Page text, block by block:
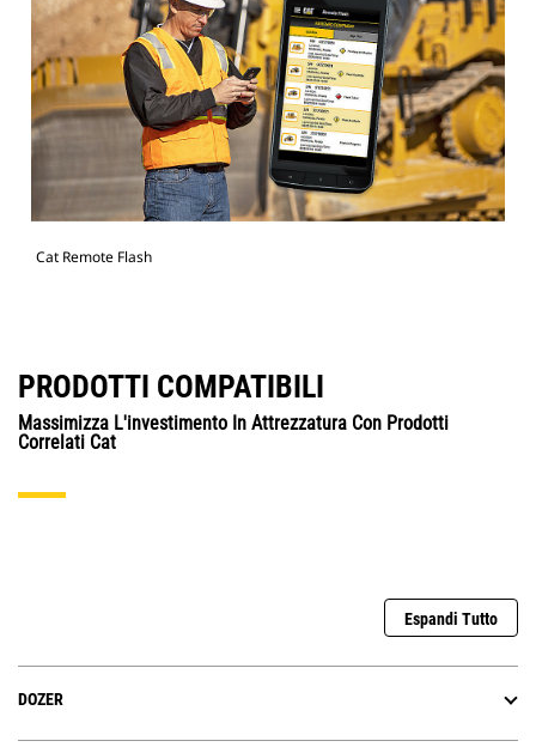
Cat Remote Flash
PRODOTTI COMPATIBILI
Massimizza L'investimento In Attrezzatura Con Prodotti
Correlati Cat
Espandi Tutto
DOZER